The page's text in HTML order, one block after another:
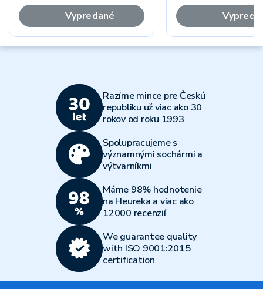
Vypredané
Razíme mince pre Českú
republiku už viac ako 30
rokov od roku 1993
Spolupracujeme s
významnými sochármi a
výtvarníkmi
Máme 98% hodnotenie
na Heureka a viac ako
12000 recenzií
We guarantee quality
with ISO 9001:2015
certification